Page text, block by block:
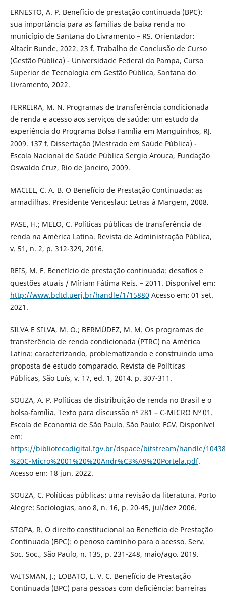
ERNESTO, A. P. Benefício de prestação continuada (BPC):
sua importância para as famílias de baixa renda no
município de Santana do Livramento – RS. Orientador:
Altacir Bunde. 2022. 23 f. Trabalho de Conclusão de Curso
(Gestão Pública) - Universidade Federal do Pampa, Curso
Superior de Tecnologia em Gestão Pública, Santana do
Livramento, 2022.
FERREIRA, M. N. Programas de transferência condicionada
de renda e acesso aos serviços de saúde: um estudo da
experiência do Programa Bolsa Família em Manguinhos, RJ.
2009. 137 f. Dissertação (Mestrado em Saúde Pública) -
Escola Nacional de Saúde Pública Sergio Arouca, Fundação
Oswaldo Cruz, Rio de Janeiro, 2009.
MACIEL, C. A. B. O Benefício de Prestação Continuada: as
armadilhas. Presidente Venceslau: Letras à Margem, 2008.
PASE, H.; MELO, C. Políticas públicas de transferência de
renda na América Latina. Revista de Administração Pública,
v. 51, n. 2, p. 312-329, 2016.
REIS, M. F. Benefício de prestação continuada: desafios e
questões atuais / Míriam Fátima Reis. – 2011. Disponível em:
http://www.bdtd.uerj.br/handle/1/15880 Acesso em: 01 set.
2021.
SILVA E SILVA, M. O.; BERMÚDEZ, M. M. Os programas de
transferência de renda condicionada (PTRC) na América
Latina: caracterizando, problematizando e construindo uma
proposta de estudo comparado. Revista de Políticas
Públicas, São Luís, v. 17, ed. 1, 2014. p. 307-311.
SOUZA, A. P. Políticas de distribuição de renda no Brasil e o
bolsa-família. Texto para discussão nº 281 – C-MICRO Nº 01.
Escola de Economia de São Paulo. São Paulo: FGV. Disponível
em:
https://bibliotecadigital.fgv.br/dspace/bitstream/handle/
%20C-Micro%2001%20%20Andr%C3%A9%20Portela.pdf.
Acesso em: 18 jun. 2022.
SOUZA, C. Políticas públicas: uma revisão da literatura. Porto
Alegre: Sociologias, ano 8, n. 16, p. 20-45, jul/dez 2006.
STOPA, R. O direito constitucional ao Benefício de Prestação
Continuada (BPC): o penoso caminho para o acesso. Serv.
Soc. Soc., São Paulo, n. 135, p. 231-248, maio/ago. 2019.
VAITSMAN, J.; LOBATO, L. V. C. Benefício de Prestação
Continuada (BPC) para pessoas com deficiência: barreiras